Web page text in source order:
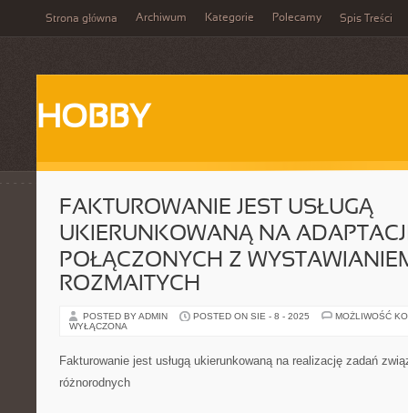
Strona główna Archiwum Kategorie Polecamy Spis Treści
HOBBY
FAKTUROWANIE JEST USŁUGĄ
UKIERUNKOWANĄ NA
POŁĄCZONYCH Z
ROZMAITYCH
POSTED BY ADMIN POSTED ON SIE - 8 - 2025
MOŻLIWOŚĆ
WYŁĄCZONA
Fakturowanie jest usługą ukierunkowaną na realizację zadań
różnorodnych